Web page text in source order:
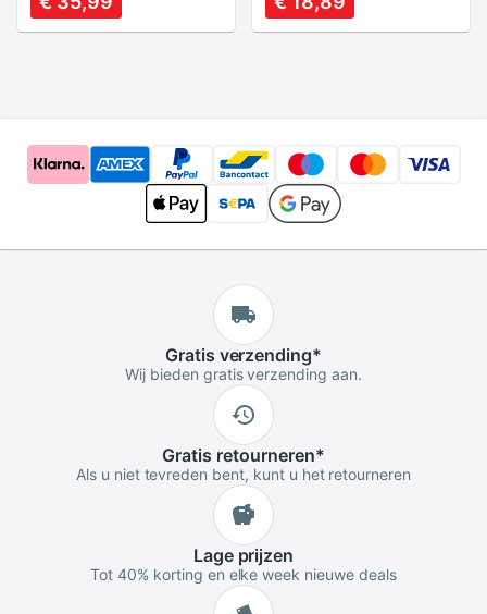
Speelgoed
Bescherming
Gratis verzending*
Wij bieden gratis verzending aan.
Gratis retourneren*
Als u niet tevreden bent, kunt u het retourneren
Lageprijzen
Tot 40% korting en elke week nieuwe deals